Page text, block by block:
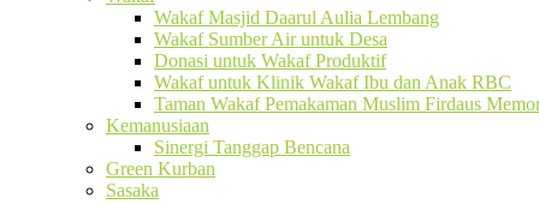
Wakaf Masjid Daarul Aulia Lembang
Wakaf Sumber Air untuk Desa
Donasi untuk Wakaf Produktif
Wakaf untuk Klinik Wakaf Ibu dan Anak RBC
Taman Wakaf Pemakaman Muslim Firdaus
Kemanusiaan
Sinergi Tanggap Bencana
Green Kurban
Sasaka